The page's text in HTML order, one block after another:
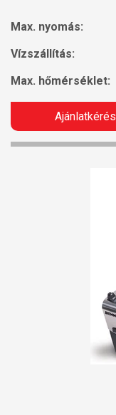
Max. nyomás:
Vízszállítás:
Max. hőmérséklet:
Ajánlatkérés